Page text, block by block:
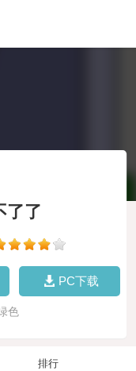
了了
PC下载
色
排行